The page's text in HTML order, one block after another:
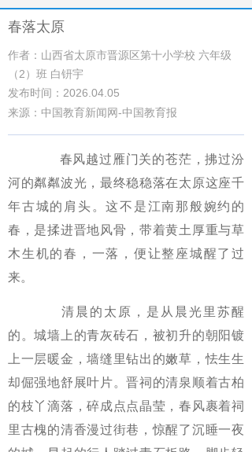
春落太原
作者：山西省太原市晋源区第十小学校 六年级
（2）班 白钘宇
发布时间：2026.04.05
来源：中国教育新闻网-中国教育报
春风越过雁门关的苍茫，拂过汾
河的粼粼波光，最终稳稳落在太原这座千
年古城的肩头。这不是江南那般婉约的
春，是揉进晋地风骨，带着黄土厚重与草
木生机的春，一落，便让整座城醒了过
来。
清晨的太原，是从晨光里苏醒
的。城墙上的青灰砖石，被初升的朝阳镀
上一层暖金，墙缝里钻出的嫩草，怯生生
却倔强地舒展叶片。晋祠的清泉顺着古柏
的枝丫滴落，碎成点点晶莹，春风裹着祠
里古槐的清香漫过街巷，惊醒了沉睡一夜